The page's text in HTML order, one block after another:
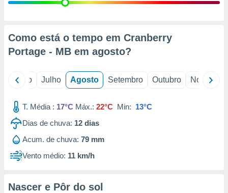
estudos
1199
Como está o tempo em Cranberry
Portage - MB em agosto?
Junho Julho Agosto Setembro Outubro Novembro
T. Média : 17°C Máx.: 22°C Min: 13°C
Dias de chuva: 12 dias
Acum. de chuva: 79 mm
Vento médio: 11 km/h
Nascer e Pôr do sol